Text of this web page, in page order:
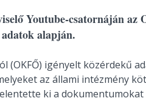
Youtube-csatornáján az
alapján.
(OKFŐ) igényelt közérdekű
az állami intézmény
ki a